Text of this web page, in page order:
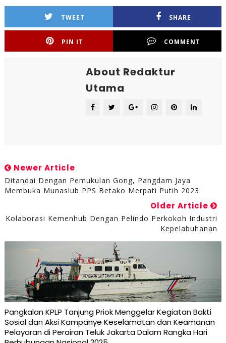
TWEET SHARE
PIN IT COMMENT
About Redaktur
Utama
Newer Article
Ditandai Dengan Pemukulan Gong, Pangdam Jaya
Membuka Munaslub PPS Betako Merpati Putih 2023
Older Article
Kolaborasi Kemenhub Dengan Pelindo Perkokoh Industri
Kepelabuhanan
Pangkalan KPLP Tanjung Priok Menggelar Kegiatan Bakti
Sosial dan Aksi Kampanye Keselamatan dan Keamanan
Pelayaran di Perairan Teluk Jakarta Dalam Rangka Hari